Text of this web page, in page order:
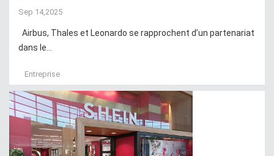
Sep 14,2025
Airbus, Thales et Leonardo se rapprochent d’un partenariat
dans le...
Entreprise